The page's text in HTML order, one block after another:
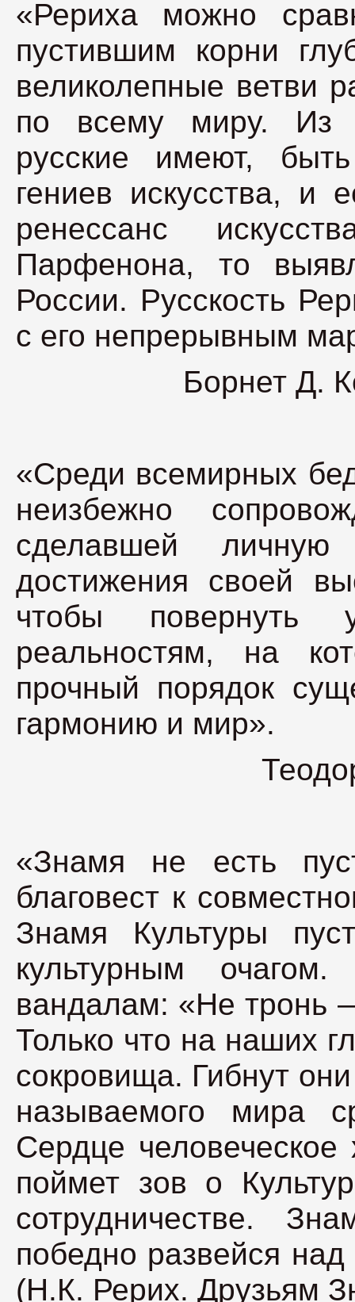
«Рериха можно
пустившим корни
великолепные ветви
по всему миру. Из
русские имеют,
гениев искусства, и
ренессанс
Парфенона, то
России. Русскость
с его непрерывным
Борнет Д.
«Среди всемирных
неизбежно
сделавшей
достижения своей
чтобы
реальностям, на
прочный порядок
гармонию и мир».
«Знамя не есть
благовест к
Знамя Культуры
культурным
вандалам: «Не тронь
Только что на наших
сокровища. Гибнут
называемого мира
Сердце
поймет зов о
сотрудничестве.
победно развейся
(Н.К. Рерих. Друзьям